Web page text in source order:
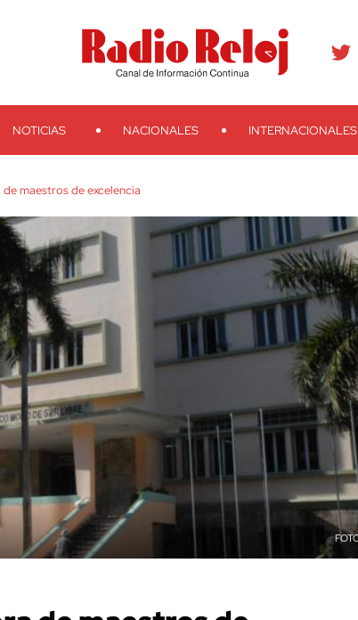
TelegramTeveo Ivoox RSS Search
NOTICIAS NACIONALES INTERNACIONALES
maestros de excelencia